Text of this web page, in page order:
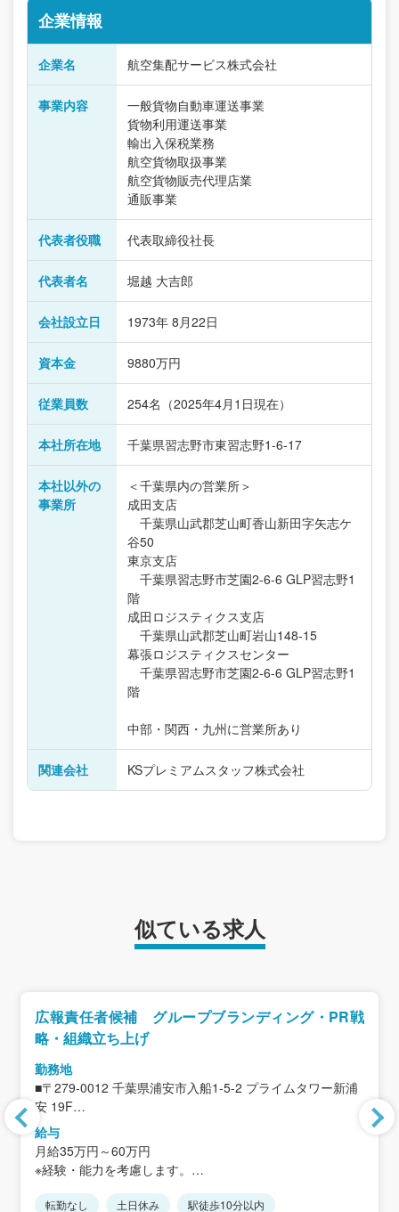
企業情報
企業名 航空集配サービス株式会社
事業内容
一般貨物自動車運送事業
貨物利用運送事業
輸出入保税業務
航空貨物取扱事業
航空貨物販売代理店業
通販事業
代表者役職 代表取締役社長
代表者名 堀越 大吉郎
会社設立日 1973年 8月22日
資本金 9880万円
従業員数 254名（2025年4月1日現在）
本社所在地 千葉県習志野市東習志野1-6-17
本社以外の
事業所
＜千葉県内の営業所＞
成田支店
千葉県山武郡芝山町香山新田字矢志ケ
谷50
東京支店
千葉県習志野市芝園2-6-6 GLP習志野1
階
成田ロジスティクス支店
千葉県山武郡芝山町岩山148-15
幕張ロジスティクスセンター
千葉県習志野市芝園2-6-6 GLP習志野1
階
中部・関西・九州に営業所あり
関連会社 KSプレミアムスタッフ株式会社
似ている求人
広報責任者候補 グループブランディング・PR戦
略・組織立ち上げ
勤務地
■〒279-0012 千葉県浦安市入船1-5-2 プライムタワー新浦
安 19F
＜アクセス＞
JR京葉線「新浦安駅」直結・徒歩1分の非常にアクセスし
やすいオフィスです！
※転勤なし
給与
月給35万円～60万円
※経験・能力を考慮します。
賞与：年1回（10月支給／想定2ヶ月分）
転勤なし 土日休み
駅徒歩10分以内